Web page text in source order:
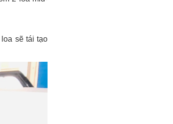
sẽ tái tạo